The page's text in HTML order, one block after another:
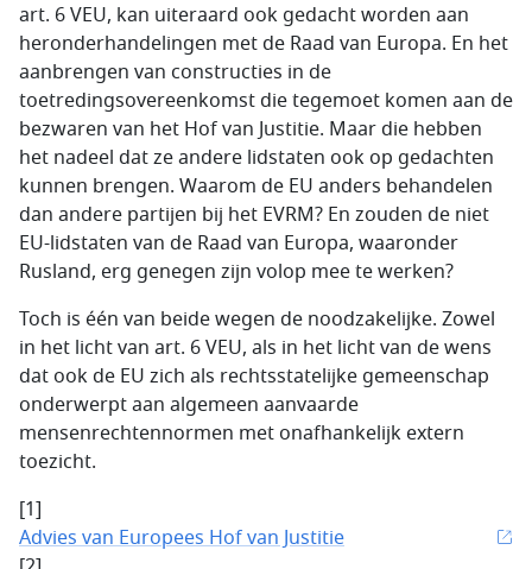
art. 6 VEU, kan uiteraard ook gedacht worden aan
heronderhandelingen met de Raad van Europa. En het
aanbrengen van constructies in de
toetredingsovereenkomst die tegemoet komen aan de
bezwaren van het Hof van Justitie. Maar die hebben
het nadeel dat ze andere lidstaten ook op gedachten
kunnen brengen. Waarom de EU anders behandelen
dan andere partijen bij het EVRM? En zouden de niet
EU-lidstaten van de Raad van Europa, waaronder
Rusland, erg genegen zijn volop mee te werken?
Toch is één van beide wegen de noodzakelijke. Zowel
in het licht van art. 6 VEU, als in het licht van de wens
dat ook de EU zich als rechtsstatelijke gemeenschap
onderwerpt aan algemeen aanvaarde
mensenrechtennormen met onafhankelijk extern
toezicht.
[1]
Advies van Europees Hof van Justitie